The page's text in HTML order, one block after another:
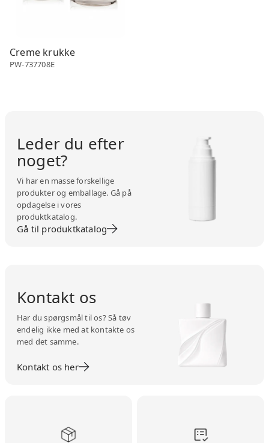
Creme krukke
PW-737708E
Leder du efter
noget?
Vi har en masse forskellige
produkter og emballage. Gå på
opdagelse i vores
produktkatalog.
Gå til produktkatalog
Kontakt os
Har du spørgsmål til os? Så tøv
endelig ikke med at kontakte os
med det samme.
Kontakt os her